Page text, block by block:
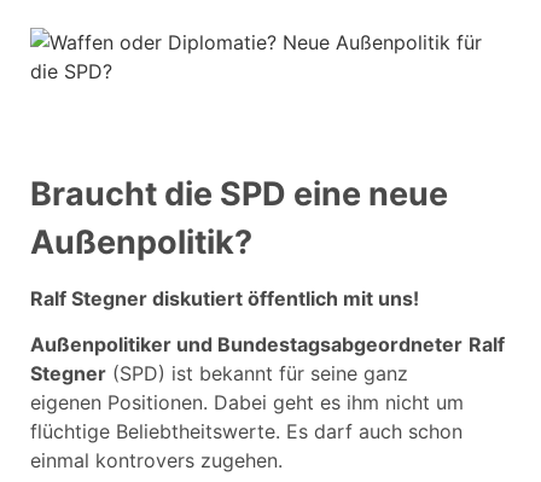
Braucht die SPD eine neue
Außenpolitik?
Ralf Stegner diskutiert öffentlich mit uns!
Außenpolitiker und Bundestagsabgeordneter Ralf
Stegner (SPD) ist bekannt für seine ganz
eigenen Positionen. Dabei geht es ihm nicht um
flüchtige Beliebtheitswerte. Es darf auch schon
einmal kontrovers zugehen.